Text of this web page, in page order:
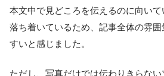
本文中で見どころを伝えるのに向い
落ち着いているため、記事全体の雰
すいと感じました。
ただし、写真だけでは伝わりきらな